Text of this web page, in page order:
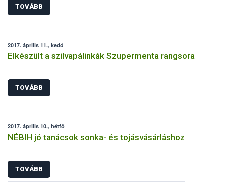
TOVÁBB
2017. április 11., kedd
Elkészült a szilvapálinkák Szupermenta rangsora
TOVÁBB
2017. április 10., hétfő
NÉBIH jó tanácsok sonka- és tojásvásárláshoz
TOVÁBB